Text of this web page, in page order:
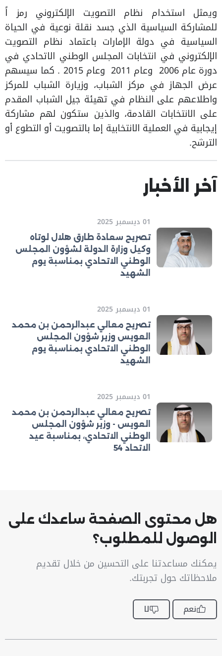
ويمثل استخدام نظام التصويت الإلكتروني رمز اً
للمشاركة السياسية الذي جسد نقلة نوعية في الحياة
السياسية في دولة الإمارات باعتماد نظام التصويت
الإلكتروني في انتخابات المجلس الوطني الاتحادي في
دورة عام 2006 وعام 2011 وعام 2015 . كما سيسهم
عرض الجهاز في مركز الشباب، وزيارة الشباب للمركز
واطلاعهم على النظام في تهيئة جيل الشباب المقدم
على الانتخابات القادمة، والذين ستكون لهم مشاركة
إيجابية في العملية الانتخابية إما بالتصويت أو التطوع أو
الترشح.
آخر الأخبار
01 ديسمبر 2025
تصريح سعادة طارق هلال لوتاه
وكيل وزارة الدولة لشؤون المجلس
الوطني الاتحادي بمناسبة يوم
الشهيد
01 ديسمبر 2025
تصريح معالي عبدالرحمن بن محمد
العويس وزير شؤون المجلس
الوطني الاتحادي بمناسبة يوم
الشهيد
01 ديسمبر 2025
تصريح معالي عبدالرحمن بن محمد
العويس - وزير شؤون المجلس
الوطني الاتحادي، بمناسبة عيد
الاتحاد 54
هل محتوى الصفحة ساعدك على
الوصول للمطلوب؟
يمكنك مساعدتنا على التحسين من خلال تقديم
ملاحظاتك حول تجربتك.
نعم لا